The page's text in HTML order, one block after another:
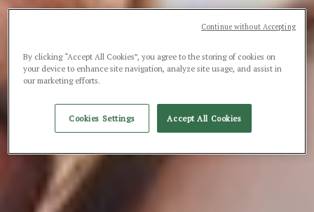
By clicking “Accept All Cookies”, you agree to the storing of cookies on
your device to enhance site navigation, analyze site usage, and assist in
our marketing efforts.
Cookies Settings Accept All Cookies
Continue without Accepting